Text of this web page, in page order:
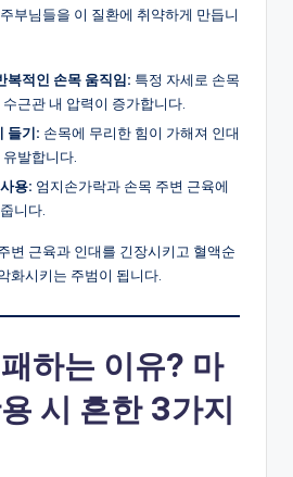
부님들을 이 질환에 취약하게 만듭니
복적인 손목 움직임: 특정 자세로 손목
근관 내 압력이 증가합니다.
들기: 손목에 무리한 힘이 가해져 인대
발합니다.
용: 엄지손가락과 손목 주변 근육에
니다.
변 근육과 인대를 긴장시키고 혈액순
화시키는 주범이 됩니다.
하는 이유? 마
시 흔한 3가지